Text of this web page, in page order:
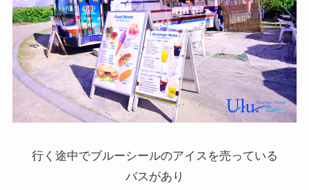
行く途中でブルーシールのアイスを売っている
バスがあり